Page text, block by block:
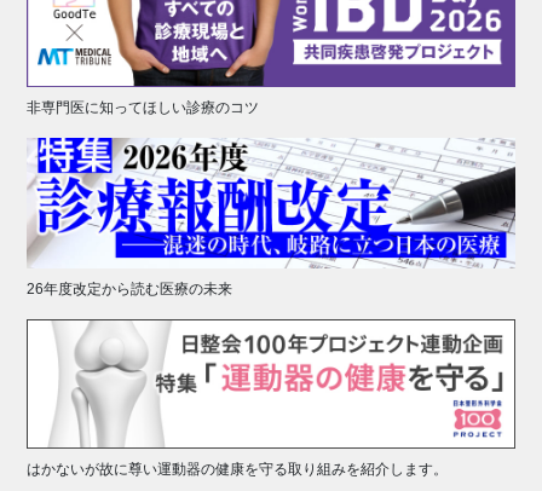
非専門医に知ってほしい診療のコツ
26年度改定から読む医療の未来
はかないが故に尊い運動器の健康を守る取り組みを紹介します。